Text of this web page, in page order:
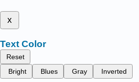
x
Text Color
Reset
Bright
Blues Gray Inverted